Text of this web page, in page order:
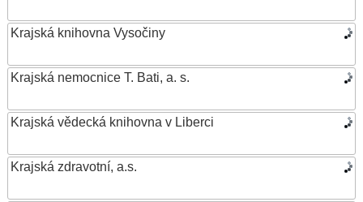
Krajská knihovna Vysočiny
Krajská nemocnice T. Bati, a. s.
Krajská vědecká knihovna v Liberci
Krajská zdravotní, a.s.